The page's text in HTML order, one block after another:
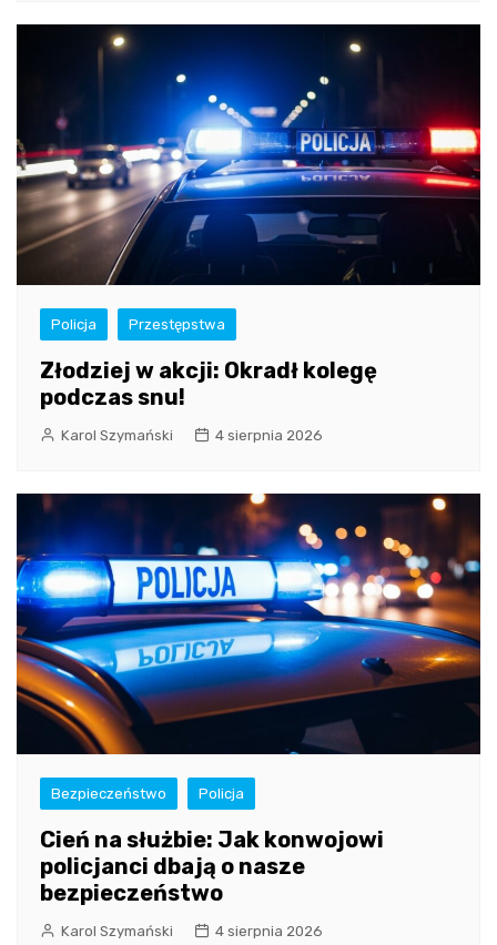
Policja Przestępstwa
Złodziej w akcji: Okradł kolegę
podczas snu!
Karol Szymański 4 sierpnia 2026
Bezpieczeństwo Policja
Cień na służbie: Jak konwojowi
policjanci dbają o nasze
bezpieczeństwo
Karol Szymański 4 sierpnia 2026